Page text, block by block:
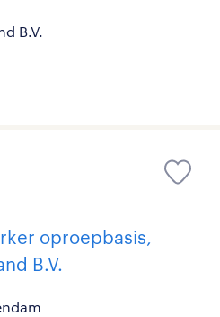
B.V.
oproepbasis,
B.V.